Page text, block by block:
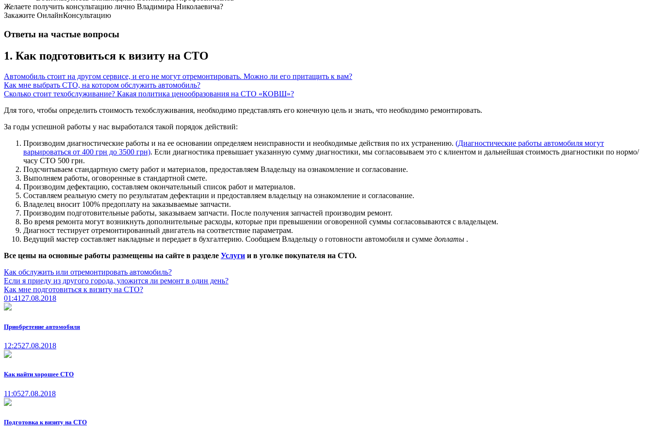
Желаете получить консультацию лично Владимира Николаевича?
Закажите ОнлайнКонсультацию
Ответы на частые вопросы
1. Как подготовиться к визиту на СТО
Автомобиль стоит на другом сервисе, и его не могут отремонтировать. Можно ли его притащить к вам?
Как мне выбрать СТО, на котором обслужить автомобиль?
Сколько стоит техобслуживание? Какая политика ценообразования на СТО «КОВШ»?
Для того, чтобы определить стоимость техобслуживания, необходимо представлять его конечную цель и знать, что необходимо ремонтировать.
За годы успешной работы у нас выработался такой порядок действий:
Производим диагностические работы и на ее основании определяем неисправности и необходимые действия по их устранению. (Диагностические работы автомобиля могут
варьироваться от 400 грн до 3500 грн). Если диагностика превышает указанную сумму диагностики, мы согласовываем это с клиентом и дальнейшая стоимость диагностики по нормо/
часу СТО 500 грн.
Подсчитываем стандартную смету работ и материалов, предоставляем Владельцу на ознакомление и согласование.
Выполняем работы, оговоренные в стандартной смете.
Производим дефектацию, составляем окончательный список работ и материалов.
Составляем реальную смету по результатам дефектации и предоставляем владельцу на ознакомление и согласование.
Владелец вносит 100% предоплату на заказываемые запчасти.
Производим подготовительные работы, заказываем запчасти. После получения запчастей производим ремонт.
Во время ремонта могут возникнуть дополнительные расходы, которые при превышении оговоренной суммы согласовываются с владельцем.
Диагност тестирует отремонтированный двигатель на соответствие параметрам.
Ведущий мастер составляет накладные и передает в бухгалтерию. Сообщаем Владельцу о готовности автомобиля и сумме доплаты .
Все цены на основные работы размещены на сайте в разделе Услуги и в уголке покупателя на СТО.
Как обслужить или отремонтировать автомобиль?
Если я приеду из другого города, уложится ли ремонт в один день?
Как мне подготовиться к визиту на СТО?
01:41 27.08.2018
Приобретение автомобиля
12:2527.08.2018
Как найти хорошее СТО
11:0527.08.2018
Подготовка к визиту на СТО